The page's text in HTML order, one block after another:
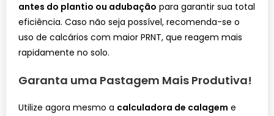
antes do plantio ou adubação para garantir sua total
eficiência. Caso não seja possível, recomenda-se o
uso de calcários com maior PRNT, que reagem mais
rapidamente no solo.
Garanta uma Pastagem Mais Produtiva!
Utilize agora mesmo a calculadora de calagem e